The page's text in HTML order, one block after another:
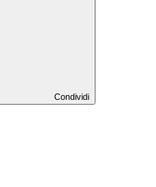
Condividi